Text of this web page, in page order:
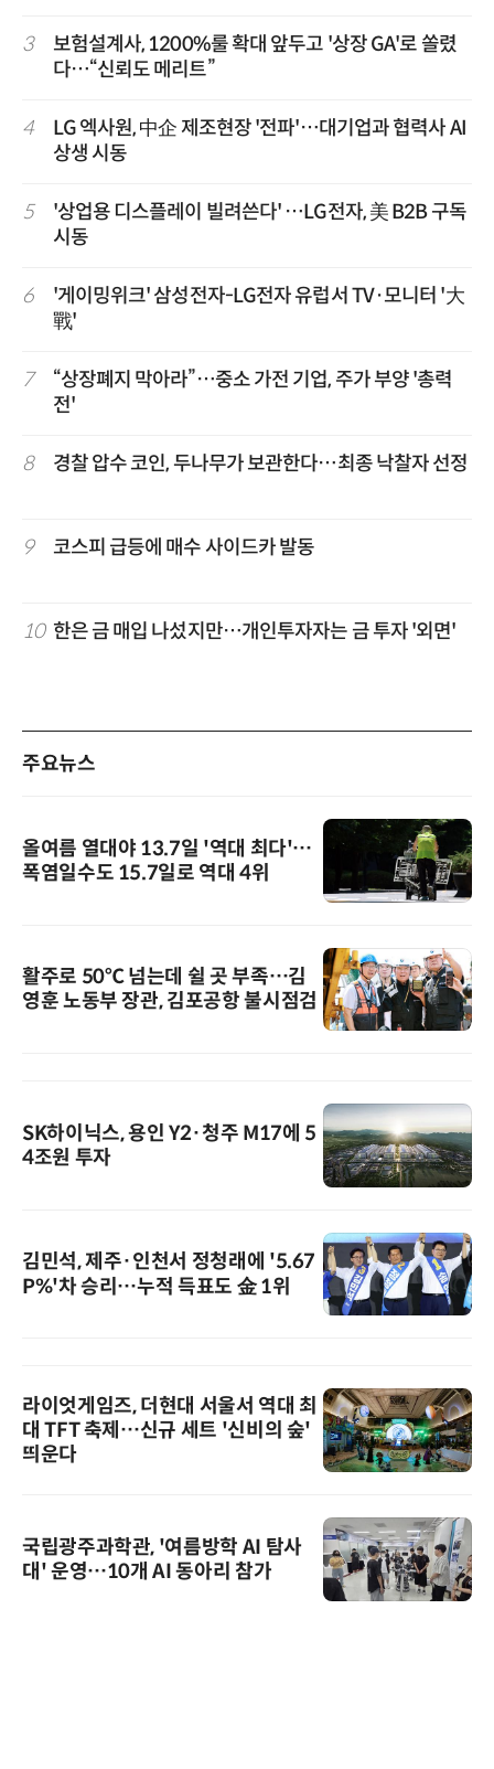
3
보험설계사, 1200%룰 확대 앞두고 '상장 GA'로 쏠렸
다…“신뢰도 메리트”
4
LG 엑사원, 中企 제조현장 '전파'…대기업과 협력사 AI
상생 시동
5
'상업용 디스플레이 빌려쓴다' …LG전자, 美 B2B 구독
시동
6
'게이밍위크' 삼성전자-LG전자 유럽서 TV·모니터 '大
戰'
7
“상장폐지 막아라”…중소 가전 기업, 주가 부양 '총력
전'
8 경찰 압수 코인, 두나무가 보관한다…최종 낙찰자 선정
9 코스피 급등에 매수 사이드카 발동
10 한은 금 매입 나섰지만…개인투자자는 금 투자 '외면'
주요뉴스
올여름 열대야 13.7일 '역대 최다'…
폭염일수도 15.7일로 역대 4위
활주로 50℃ 넘는데 쉴 곳 부족…김
영훈 노동부 장관, 김포공항 불시점검
SK하이닉스, 용인 Y2·청주 M17에 5
4조원 투자
김민석, 제주·인천서 정청래에 '5.67
P%'차 승리…누적 득표도 金 1위
라이엇게임즈, 더현대 서울서 역대 최
대 TFT 축제…신규 세트 '신비의 숲'
띄운다
국립광주과학관, '여름방학 AI 탐사
대' 운영…10개 AI 동아리 참가